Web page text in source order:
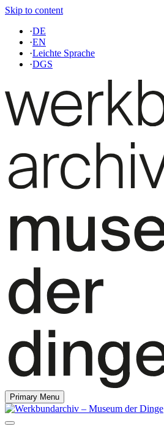
Skip to content
·DE
·EN
·Leichte Sprache
·DGS
Primary Menu